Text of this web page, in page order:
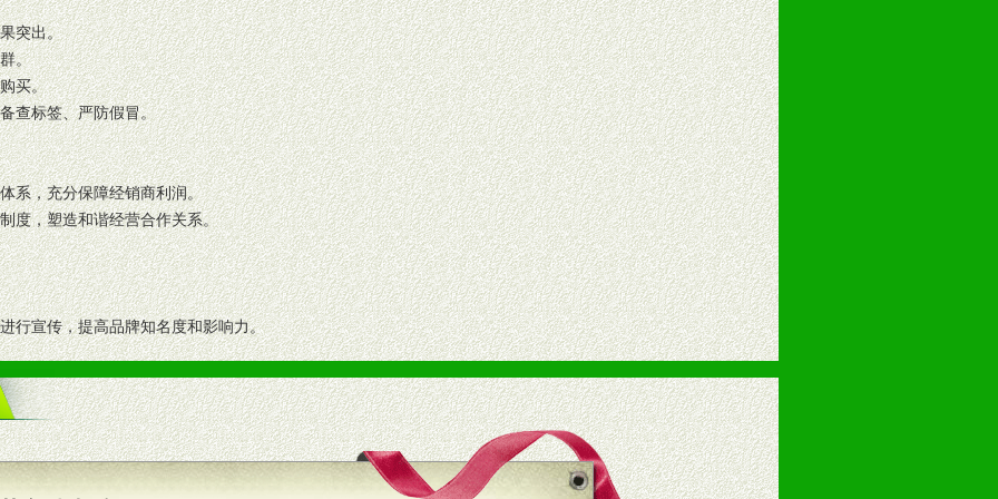
突出。
。
买。
查标签、严防假冒。
系，充分保障经销商利润。
度，塑造和谐经营合作关系。
行宣传，提高品牌知名度和影响力。
促销架等销售道具。
。
。
程跟踪服务，以确保产品顺利销售。